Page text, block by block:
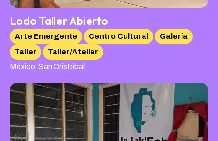
Lodo Taller Abierto
Arte Emergente Centro Cultural
Galería
Taller
Taller/Atelier
México San Cristóbal